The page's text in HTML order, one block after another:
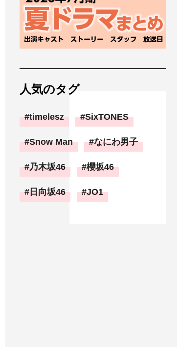
人気のタグ
timelesz SixTONES
Snow Man なにわ男子
乃木坂46 櫻坂46
日向坂46 JO1